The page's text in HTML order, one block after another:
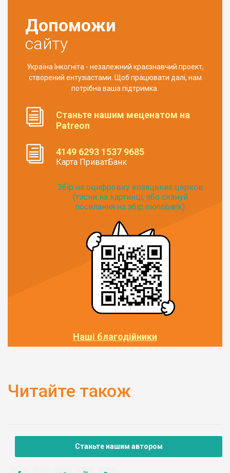
Допоможи
сайту
Україна Інкогніта - незалежний краєзнавчий проект,
створений ентузіастами. Щоб працювати далі, нам
потрібна ваша підтримка.
Станьте нашим меценатом на
Patreon
4149 6293 1537 9685
Карта ПриватБанк
Збір на оцифровку козацьких церков
(тисни на картинці, або скануй
посилання на збір monobank):
Наші благодійники
Читайте також
Станьте нашим автором